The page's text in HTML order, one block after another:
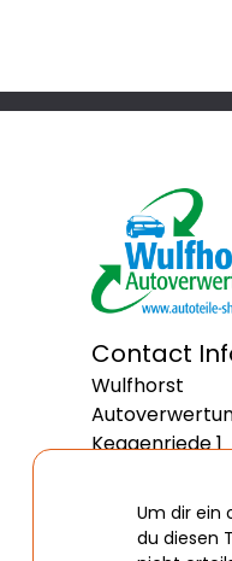
Contact
Wulfhorst
Keggenriede 1
Deutschland
Um dir ein
du diesen